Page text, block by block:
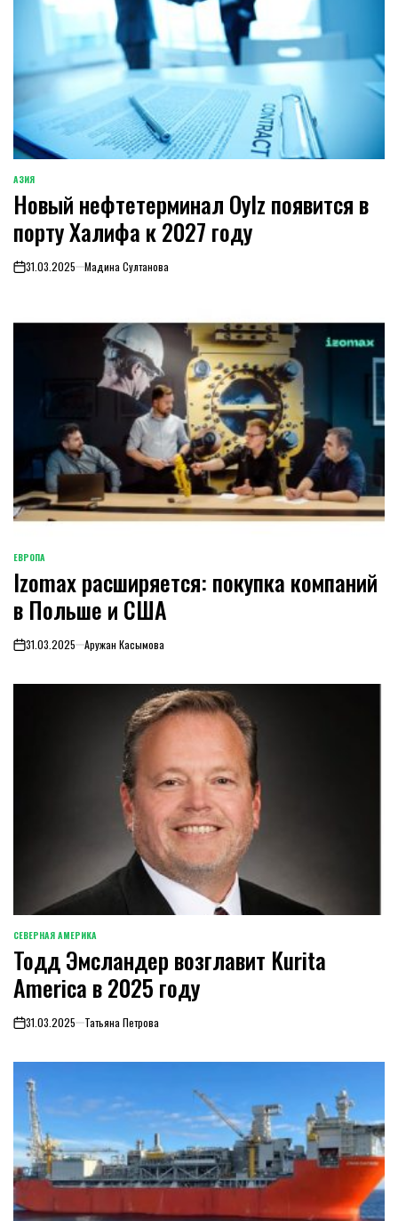
ОПУБЛИКОВАНО
В
АЗИЯ
Новый нефтетерминал Oylz появится в
порту Халифа к 2027 году
on31.03.2025 Мадина Султанова
ОПУБЛИКОВАНО
В
ЕВРОПА
Izomax расширяется: покупка компаний
в Польше и США
on31.03.2025 Аружан Касымова
ОПУБЛИКОВАНО
В
СЕВЕРНАЯ АМЕРИКА
Тодд Эмсландер возглавит Kurita
America в 2025 году
on31.03.2025 Татьяна Петрова